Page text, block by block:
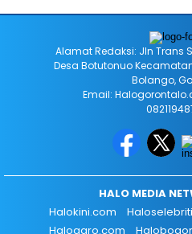
Alamat Redaksi: Jln Trans
Desa Botutonuo
Bolango,
Email:
HALO MEDIA
Halokini.com
Haloagro.com